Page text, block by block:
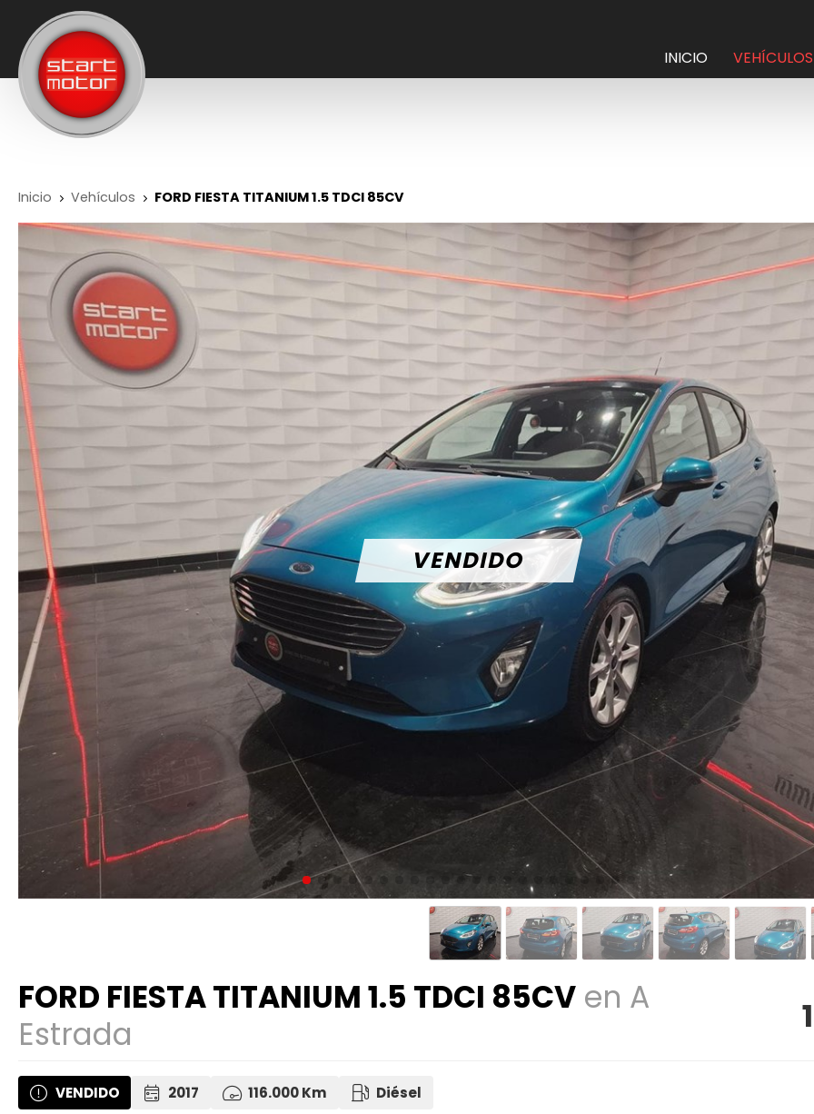
INICIO VEHÍCULOS
Inicio Vehículos FORD FIESTA TITANIUM 1.5 TDCI 85CV
FORD FIESTA TITANIUM 1.5 TDCI 85CV en A
Estrada
VENDIDO 2017 116.000 Km Diésel